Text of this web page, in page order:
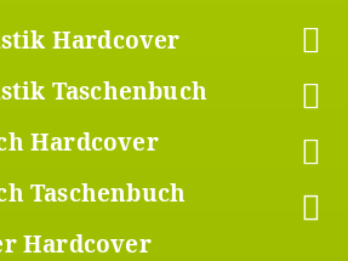
Hardcover
Taschenbuch
Hardcover
Taschenbuch
Hardcover